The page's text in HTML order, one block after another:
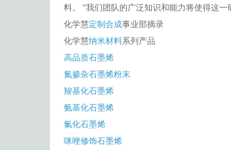
料。 “我们团队的广泛知识和能力将使得这一
化学慧定制合成事业部摘录
化学慧纳米材料系列产品
高品质石墨烯
氮掺杂石墨烯粉末
羧基化石墨烯
氨基化石墨烯
氟化石墨烯
咪唑修饰石墨烯